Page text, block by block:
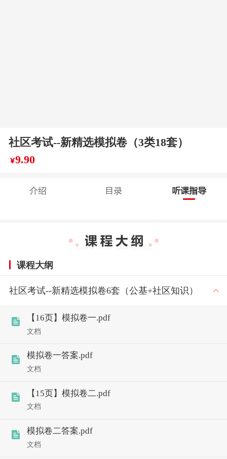
社区考试--新精选模拟卷（3类18套）
￥9.90
介绍 目录 听课指导
课程大纲
社区考试--新精选模拟卷6套（公基+社区知识）
【16页】模拟卷一.pdf
文档
模拟卷一答案.pdf
文档
【15页】模拟卷二.pdf
文档
模拟卷二答案.pdf
文档